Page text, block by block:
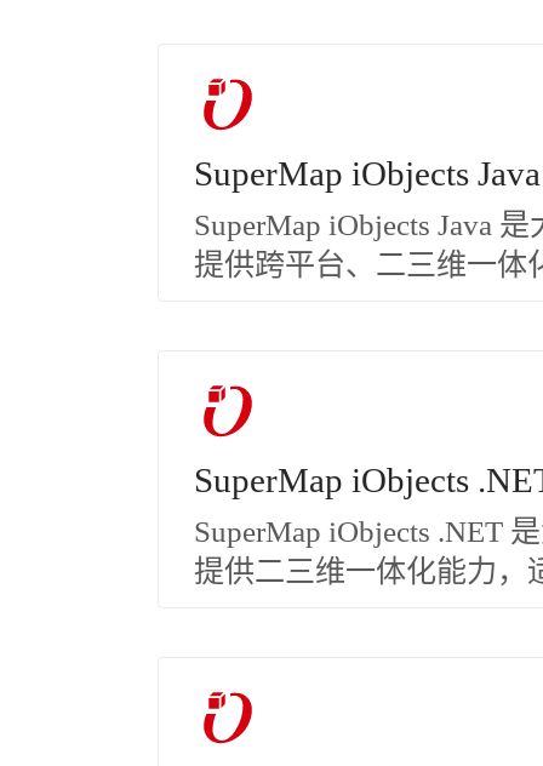
SuperMap iObjects Java
SuperMap iObjects Java
提供跨平台、二三维一体
SuperMap iObjects
SuperMap iObjects .NET
提供二三维一体化能力，